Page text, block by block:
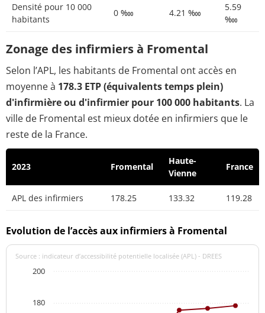
Densité pour 10 000
habitants
0 ‱ 4.21 ‱
5.59
‱
Zonage des infirmiers à Fromental
Selon l’APL, les habitants de Fromental ont accès en
moyenne à 178.3 ETP (équivalents temps plein)
d'infirmière ou d'infirmier pour 100 000 habitants. La
ville de Fromental est mieux dotée en infirmiers que le
reste de la France.
2023 Fromental
Haute-
Vienne
France
APL des infirmiers 178.25 133.32 119.28
Evolution de l’accès aux infirmiers à Fromental
Source : indicateur d’accessibilité potentielle localisée (APL) - DREES
180
200